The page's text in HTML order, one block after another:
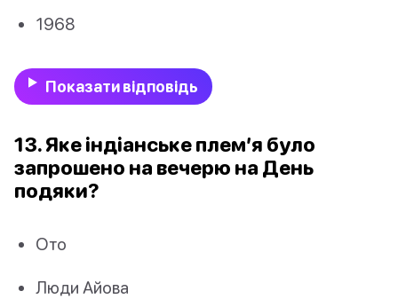
1968
Показати відповідь
13. Яке індіанське плем’я було
запрошено на вечерю на День
подяки?
Ото
Люди Айова